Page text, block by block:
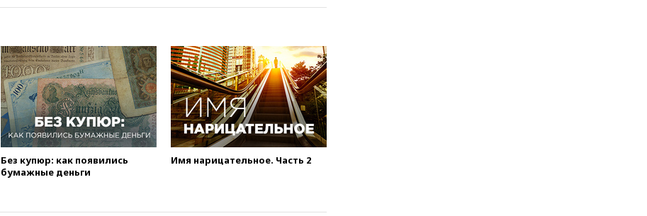
Без купюр: как появились
бумажные деньги
Имя нарицательное. Часть 2